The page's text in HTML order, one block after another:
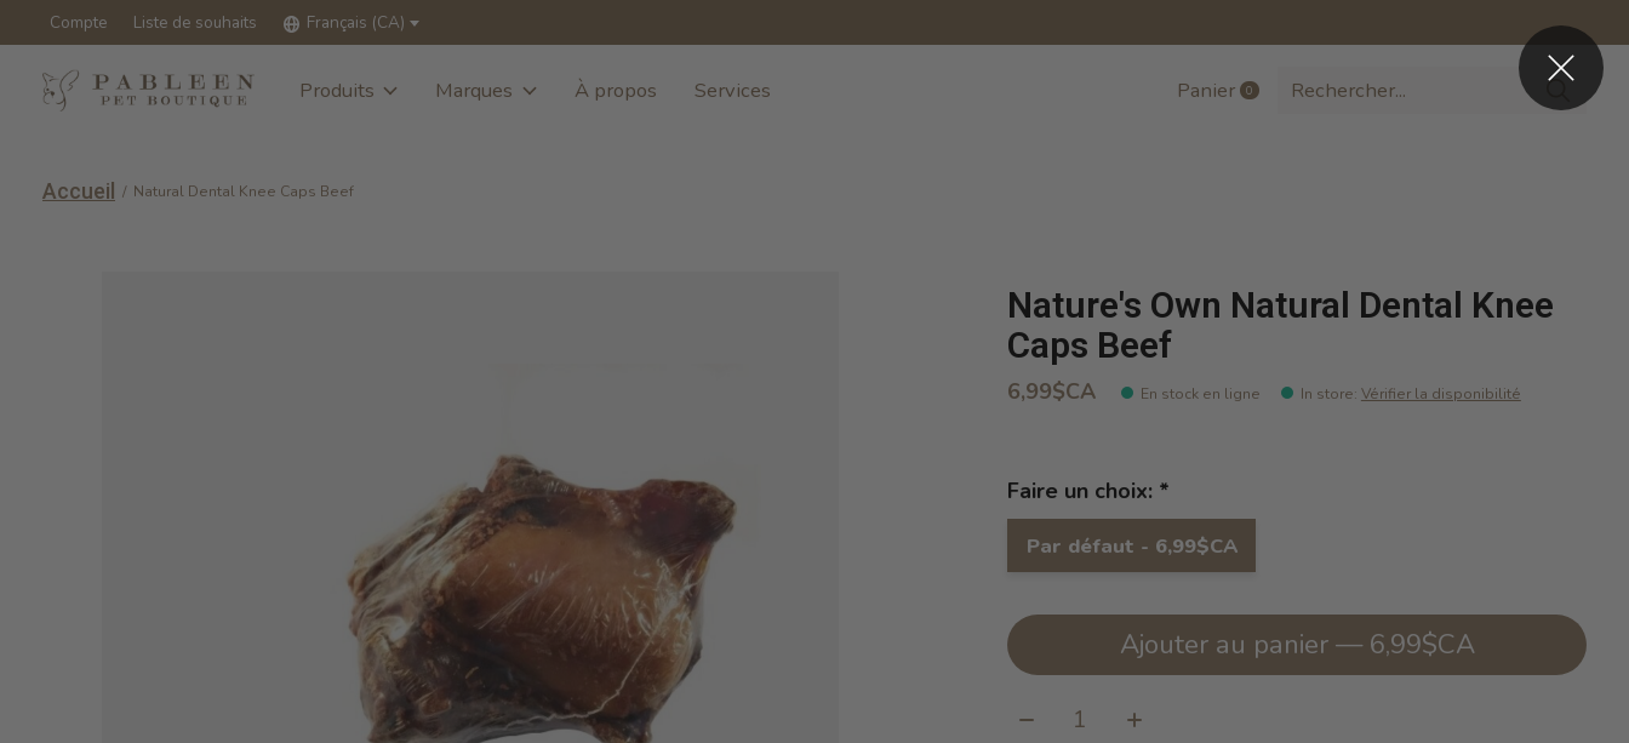
Compte Liste de souhaits Français (CA)
Produits Marques À propos Services Panier 0items
Accueil / Natural Dental Knee Caps Beef
Nature's Own Natural Dental Knee
Caps Beef
6,99$CA En stock en ligne In store: Vérifier la disponibilité
Faire un choix: *
Par défaut - 6,99$CA
Ajouter au panier — 6,99$CA
Quantité: